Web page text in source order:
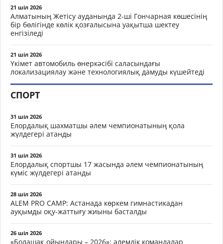
21 шіл 2026
Алматының Жетісу ауданында 2-ші Гончарная көшесінің
бір бөлігінде көлік қозғалысына уақытша шектеу
енгізіледі
21 шіл 2026
Үкімет автомобиль өнеркәсібі саласындағы
локализациялау және технологиялық дамуды күшейтеді
СПОРТ
31 шіл 2026
Елордалық шахматшы әлем чемпионатының қола
жүлдегері атанды
31 шіл 2026
Елордалық спортшы 17 жасында әлем чемпионатының
күміс жүлдегері атанды
28 шіл 2026
ALEM PRO CAMP: Астанада көркем гимнастикадан
ауқымды оқу-жаттығу жиыны басталды
26 шіл 2026
«Болашақ ойындары – 2026»: әлемдік командалар